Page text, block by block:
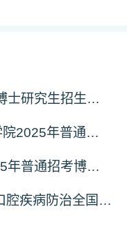
四川大学2026年专项计划博士研究生招生补报名的通知
四川大学材料科学与工程学院2025年普通招考博士研究生招生简章
四川大学水利水电学院2025年普通招考博士研究生招生简章
四川大学华西口腔医学院/口腔疾病防治全国重点实验室2025年普通招考博士生招生简章